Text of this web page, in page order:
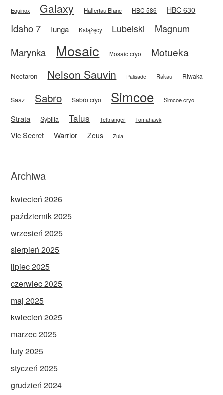
Equinox Galaxy Hallertau Blanc HBC 586 HBC 630
Idaho 7 Iunga Książęcy Lubelski
Magnum
Marynka
Mosaic Mosaic cryo Motueka
Nectaron Nelson Sauvin Palisade Rakau Riwaka
Saaz Sabro Sabro cryo Simcoe Simcoe cryo
Strata Sybilla Talus Tettnanger Tomahawk
Vic Secret Warrior Zeus Zula
Archiwa
kwiecień 2026
październik 2025
wrzesień 2025
sierpień 2025
lipiec 2025
czerwiec 2025
maj 2025
kwiecień 2025
marzec 2025
luty 2025
styczeń 2025
grudzień 2024